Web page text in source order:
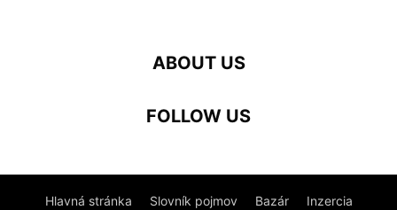
ABOUT US
FOLLOW US
Hlavná stránka Slovník pojmov Bazár Inzercia